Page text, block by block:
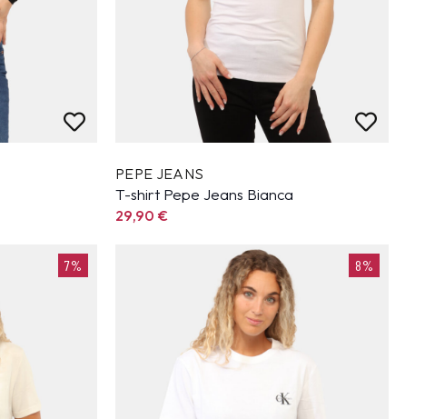
PEPE JEANS
T-shirt Pepe Jeans Bianca
29,90€
7% 8%